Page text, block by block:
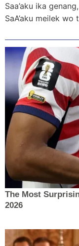
Saa’aku ika
SaA’aku meilek wo